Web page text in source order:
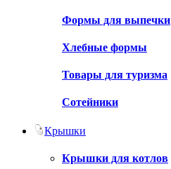
Формы для выпечки
Хлебные формы
Товары для туризма
Сотейники
Крышки
Крышки для котлов